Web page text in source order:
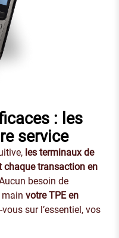
: les
service
les terminaux de
chaque transaction en
besoin de
votre TPE en
sur l’essentiel, vos